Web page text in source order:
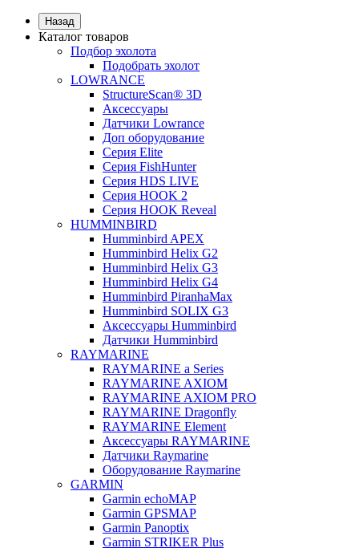
Назад
Каталог товаров
Подбор эхолота
Подобрать эхолот
LOWRANCE
StructureScan® 3D
Аксессуары
Датчики Lowrance
Доп оборудование
Серия Elite
Серия FishHunter
Серия HDS LIVE
Серия HOOK 2
Серия HOOK Reveal
HUMMINBIRD
Humminbird APEX
Humminbird Helix G2
Humminbird Helix G3
Humminbird Helix G4
Humminbird PiranhaMax
Humminbird SOLIX G3
Аксессуары Humminbird
Датчики Humminbird
RAYMARINE
RAYMARINE a Series
RAYMARINE AXIOM
RAYMARINE AXIOM PRO
RAYMARINE Dragonfly
RAYMARINE Element
Аксессуары RAYMARINE
Датчики Raymarine
Оборудование Raymarine
GARMIN
Garmin echoMAP
Garmin GPSMAP
Garmin Panoptix
Garmin STRIKER Plus